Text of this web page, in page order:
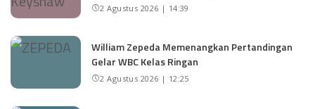
2 Agustus 2026 | 14:39
William Zepeda Memenangkan Pertandingan
Gelar WBC Kelas Ringan
2 Agustus 2026 | 12:25